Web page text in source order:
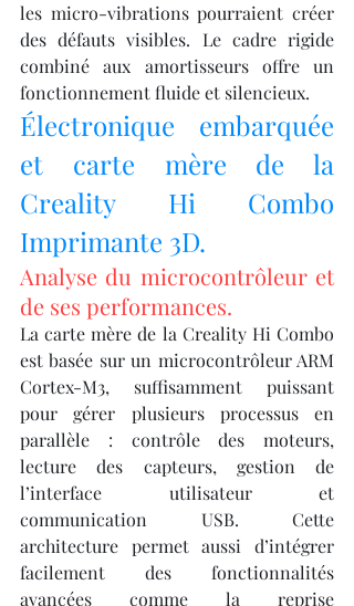
les micro-vibrations pourraient créer
des défauts visibles. Le cadre rigide
combiné aux amortisseurs offre un
fonctionnement fluide et silencieux.
Électronique embarquée
et carte mère de la
Creality Hi Combo
Imprimante 3D.
Analyse du microcontrôleur et
de ses performances.
La carte mère de la Creality Hi Combo
est basée sur un microcontrôleur ARM
Cortex-M3, suffisamment puissant
pour gérer plusieurs processus en
parallèle : contrôle des moteurs,
lecture des capteurs, gestion de
l’interface utilisateur et
communication USB. Cette
architecture permet aussi d’intégrer
facilement des fonctionnalités
avancées comme la reprise